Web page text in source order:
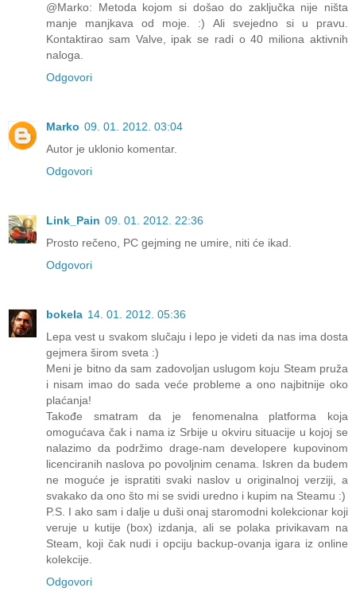
@Marko: Metoda kojom si došao do zaključka nije ništa
manje manjkava od moje. :) Ali svejedno si u pravu.
Kontaktirao sam Valve, ipak se radi o 40 miliona aktivnih
naloga.
Odgovori
Marko 09. 01. 2012. 03:04
Autor je uklonio komentar.
Odgovori
Link_Pain 09. 01. 2012. 22:36
Prosto rečeno, PC gejming ne umire, niti će ikad.
Odgovori
bokela 14. 01. 2012. 05:36
Lepa vest u svakom slučaju i lepo je videti da nas ima dosta
gejmera širom sveta :)
Meni je bitno da sam zadovoljan uslugom koju Steam pruža
i nisam imao do sada veće probleme a ono najbitnije oko
plaćanja!
Takođe smatram da je fenomenalna platforma koja
omogućava čak i nama iz Srbije u okviru situacije u kojoj se
nalazimo da podržimo drage-nam developere kupovinom
licenciranih naslova po povoljnim cenama. Iskren da budem
ne moguće je ispratiti svaki naslov u originalnoj verziji, a
svakako da ono što mi se svidi uredno i kupim na Steamu :)
P.S. I ako sam i dalje u duši onaj staromodni kolekcionar koji
veruje u kutije (box) izdanja, ali se polaka privikavam na
Steam, koji čak nudi i opciju backup-ovanja igara iz online
kolekcije.
Odgovori